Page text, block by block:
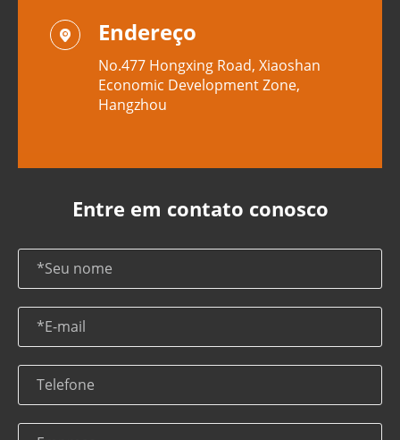
 Endereço
No.477 Hongxing Road, Xiaoshan
Economic Development Zone,
Hangzhou
Entre em contato conosco